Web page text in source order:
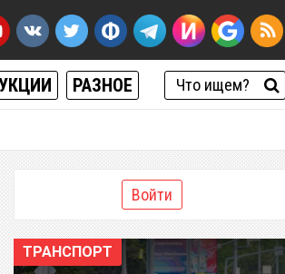
РАЗНОЕ
Войти
ТРАНСПОРТ